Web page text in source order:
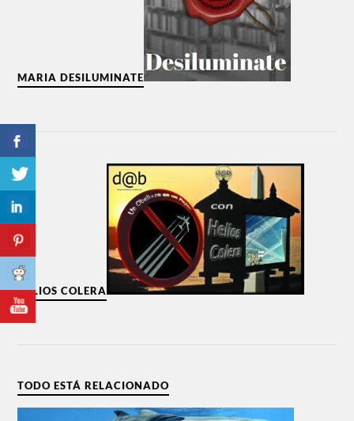
MARIA DESILUMINATE
HELIOS COLERA
TODO ESTÁ RELACIONADO